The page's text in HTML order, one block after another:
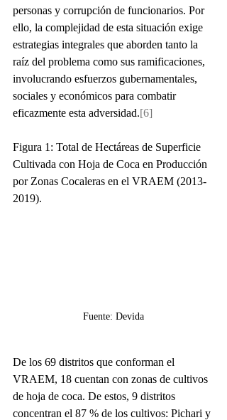
personas y corrupción de funcionarios. Por
ello, la complejidad de esta situación exige
estrategias integrales que aborden tanto la
raíz del problema como sus ramificaciones,
involucrando esfuerzos gubernamentales,
sociales y económicos para combatir
eficazmente esta adversidad.[6]
Figura 1: Total de Hectáreas de Superficie
Cultivada con Hoja de Coca en Producción
por Zonas Cocaleras en el VRAEM (2013-
2019).
Fuente: Devida
De los 69 distritos que conforman el
VRAEM, 18 cuentan con zonas de cultivos
de hoja de coca. De estos, 9 distritos
concentran el 87 % de los cultivos: Pichari y